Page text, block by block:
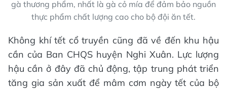
gà thương phẩm, nhất là gà cỏ mía để đảm bảo nguồn
thực phẩm chất lượng cao cho bộ đội ăn tết.
Không khí tết cổ truyền cũng đã về đến khu hậu
cần của Ban CHQS huyện Nghi Xuân. Lực lượng
hậu cần ở đây đã chủ động, tập trung phát triển
tăng gia sản xuất để mâm cơm ngày tết của bộ